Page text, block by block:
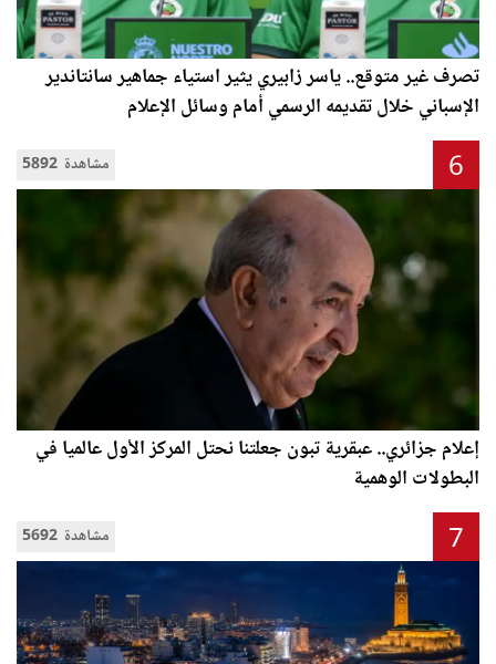
تصرف غير متوقع.. ياسر زابيري يثير استياء جماهير سانتاندير
الإسباني خلال تقديمه الرسمي أمام وسائل الإعلام
5892 مشاهدة 6
إعلام جزائري.. عبقرية تبون جعلتنا نحتل المركز الأول عالميا في
البطولات الوهمية
5692 مشاهدة 7